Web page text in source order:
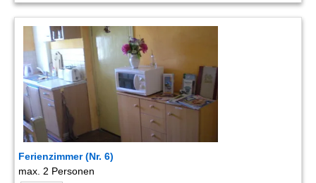
Ferienzimmer (Nr. 6)
max. 2 Personen